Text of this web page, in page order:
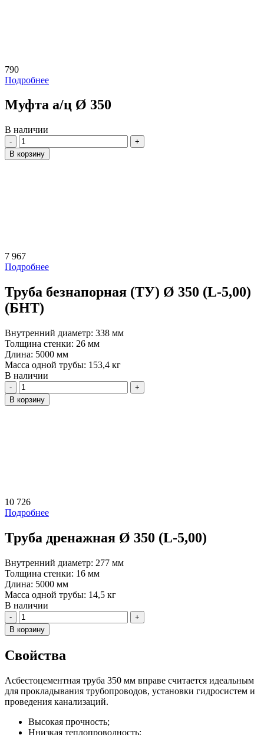
790
Подробнее
Муфта а/ц Ø 350
В наличии
Количество
В корзину
7 967
Подробнее
Труба безнапорная (ТУ) Ø 350 (L-5,00)
(БНТ)
Внутренний диаметр: 338 мм
Толщина стенки: 26 мм
Длина: 5000 мм
Масса одной трубы: 153,4 кг
В наличии
Количество
В корзину
10 726
Подробнее
Труба дренажная Ø 350 (L-5,00)
Внутренний диаметр: 277 мм
Толщина стенки: 16 мм
Длина: 5000 мм
Масса одной трубы: 14,5 кг
В наличии
Количество
В корзину
Свойства
Асбестоцементная труба 350 мм вправе считается идеальным
для прокладывания трубопроводов, установки гидросистем и
проведения канализаций.
Высокая прочность;
Ннизкая теплопроводность;